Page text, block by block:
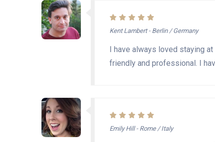
Kent Lambert - Berlin / Germany
I have always loved staying
friendly and professional. I
Emily Hill - Rome / Italy